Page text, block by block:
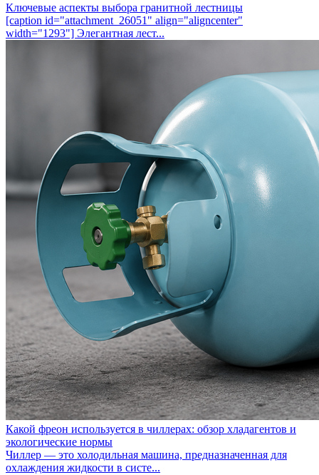
Ключевые аспекты выбора гранитной лестницы
[caption id="attachment_26051" align="aligncenter"
width="1293"] Элегантная лест...
Какой фреон используется в чиллерах: обзор хладагентов и
экологические нормы
Чиллер — это холодильная машина, предназначенная для
охлаждения жидкости в систе...